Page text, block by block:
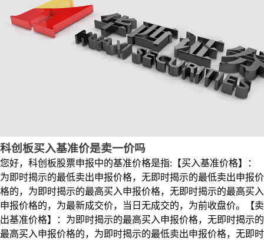
科创板买入基准价是卖一价吗
您好，科创板股票申报中的基准价格是指:【买入基准价格】：
为即时揭示的最低卖出申报价格，无即时揭示的最低卖出申报价
格的，为即时揭示的最高买入申报价格，无即时揭示的最高买入
申报价格的，为最新成交价，当日无成交的，为前收盘价。【卖
出基准价格】：为即时揭示的最高买入申报价格，无即时揭示的
最高买入申报价格的，为即时揭示的最低卖出申报价格，无即时